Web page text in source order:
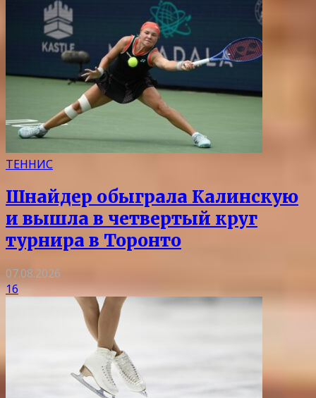
ТЕННИС
Шнайдер обыграла Калинскую
и вышла в четвертый круг
турнира в Торонто
07.08.2026
16